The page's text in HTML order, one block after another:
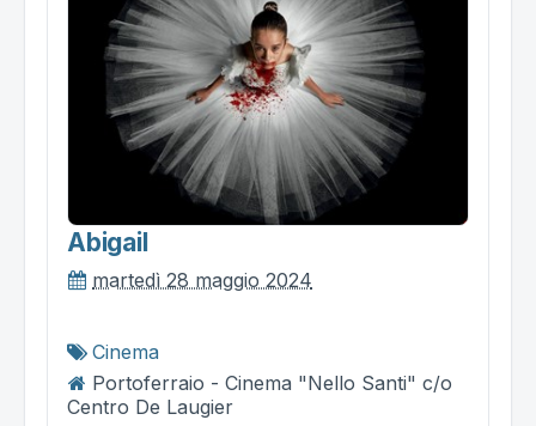
Abigail
martedì 28 maggio 2024
Cinema
Portoferraio - Cinema "Nello Santi" c/o
Centro De Laugier